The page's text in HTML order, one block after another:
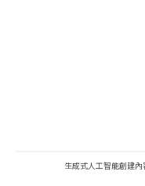
生成式人工智能創建